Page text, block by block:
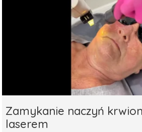
Zamykanie naczyń
laserem